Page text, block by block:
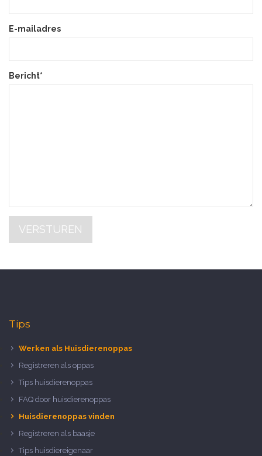
E-mailadres
Bericht*
VERSTUREN
Tips
Werken als Huisdierenoppas
Registreren als oppas
Tips huisdierenoppas
FAQ door huisdierenoppas
Huisdierenoppas vinden
Registreren als baasje
Tips huisdiereigenaar